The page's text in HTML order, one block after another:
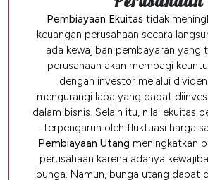
Pembiayaan Ekuitas tidak
keuangan perusahaan secara
ada kewajiban pembayaran yang
perusahaan akan membagi
dengan investor melalui
mengurangi laba yang dapat
dalam bisnis. Selain itu, nilai ekuitas
terpengaruh oleh fluktuasi harga
Pembiayaan Utang meningkatkan
perusahaan karena adanya
bunga. Namun, bunga utang dapat